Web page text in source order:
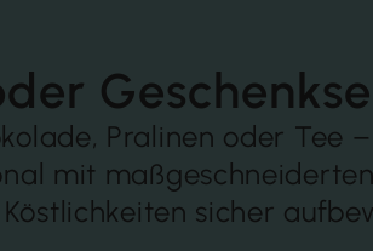
Pralinen oder Tee
mit
sicher